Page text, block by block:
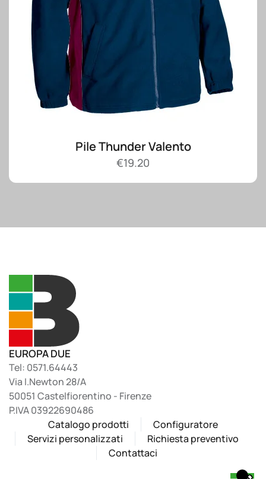
Pile Thunder Valento
€19.20
EUROPA DUE
Tel: 0571.64443
Via I.Newton 28/A
50051 Castelfiorentino - Firenze
P.IVA 03922690486
Catalogo prodotti
Configuratore
Servizi personalizzati
Richiesta preventivo
Contattaci